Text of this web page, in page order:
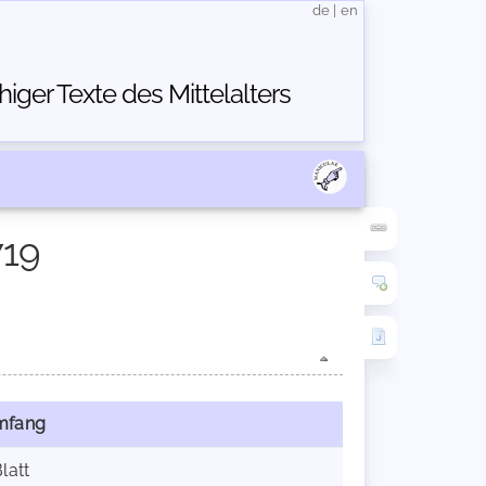
Texte des Mittelalters
de en